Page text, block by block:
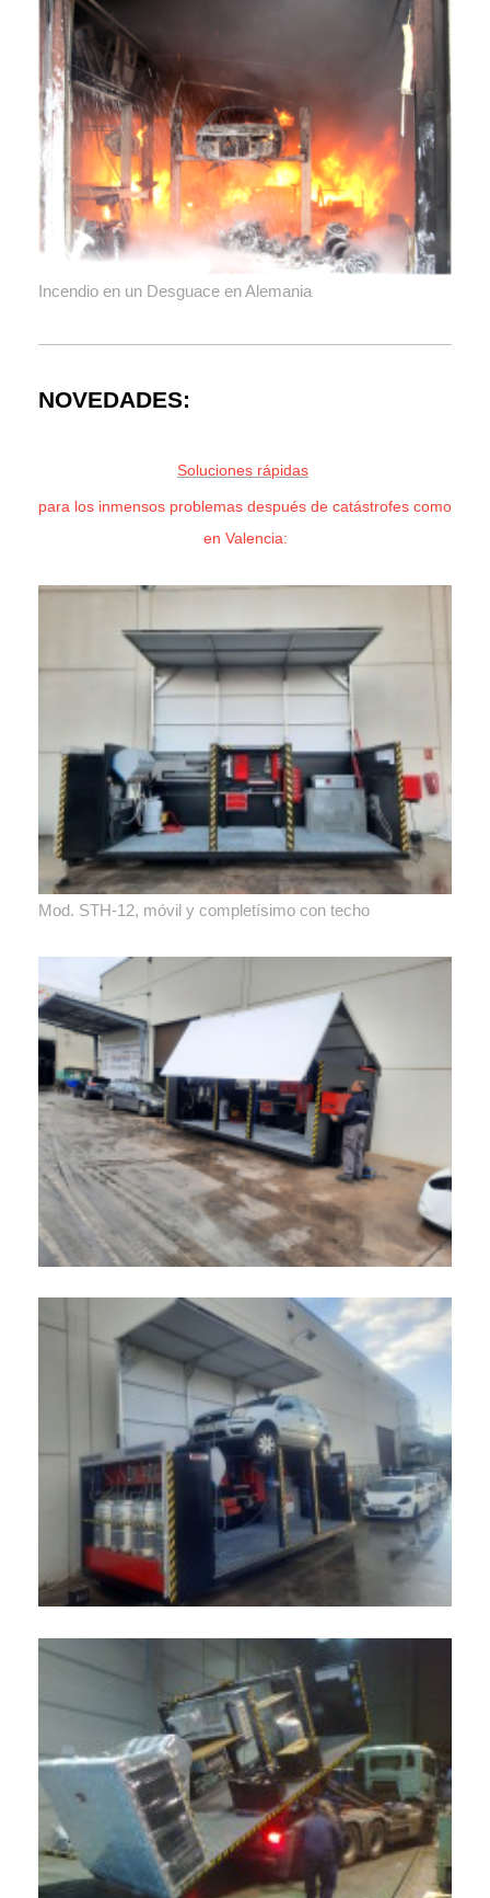
Incendio en un Desguace en Alemania
NOVEDADES:
Soluciones rápidas
para los inmensos problemas después de catástrofes como
en Valencia:
Mod. STH-12, móvil y completísimo con techo